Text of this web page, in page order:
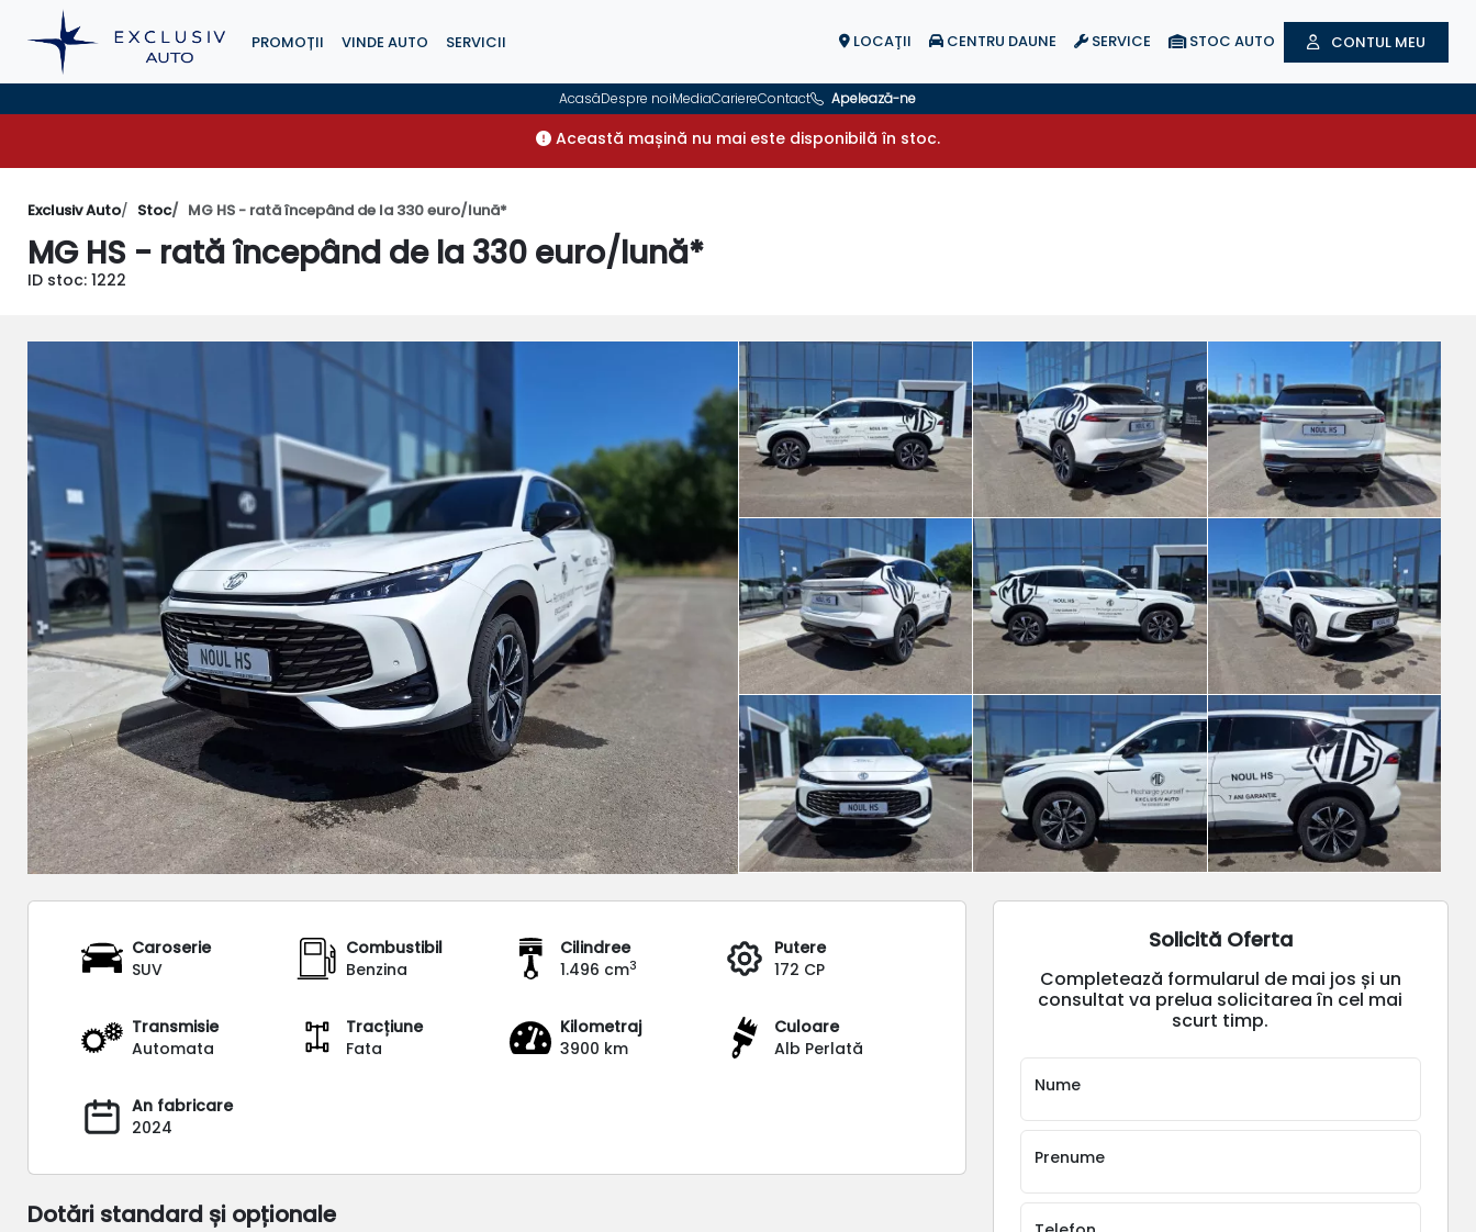
PROMOȚII VINDE AUTO SERVICII LOCAŢII CENTRU DAUNE SERVICE STOC AUTO CONTUL MEU
AcasăDespre noiMediaCariereContact Apelează-ne
Această mașină nu mai este disponibilă în stoc.
Exclusiv Auto Stoc MG HS - rată începând de la 330 euro/lună*
MG HS - rată începând de la 330 euro/lună*
ID stoc: 1222
Caroserie
SUV
Combustibil
Benzina
Cilindree
1.496 cm3
Putere
172 CP
Transmisie
Automata
Tracțiune
Fata
Kilometraj
3900 km
Culoare
Alb Perlată
An fabricare
2024
Dotări standard și opționale
Solicită Oferta
Completează formularul de mai jos și un
consultat va prelua solicitarea în cel mai
scurt timp.
Nume
Prenume